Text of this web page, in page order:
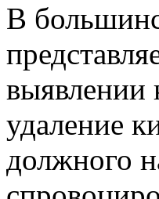
В
выявлении
удаление
должного